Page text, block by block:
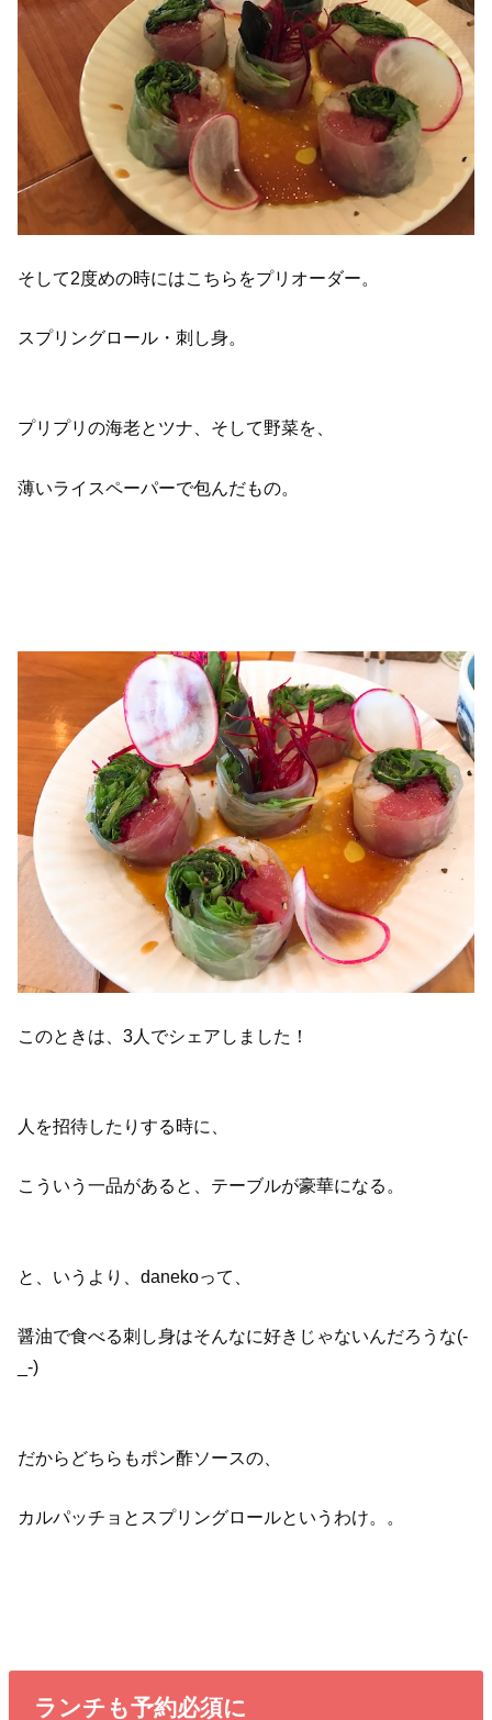
そして2度めの時にはこちらをプリオーダー。
スプリングロール・刺し身。
プリプリの海老とツナ、そして野菜を、
薄いライスペーパーで包んだもの。
このときは、3人でシェアしました！
人を招待したりする時に、
こういう一品があると、テーブルが豪華になる。
と、いうより、danekoって、
醤油で食べる刺し身はそんなに好きじゃないんだろうな(-
_-)
だからどちらもポン酢ソースの、
カルパッチョとスプリングロールというわけ。。
ランチも予約必須に